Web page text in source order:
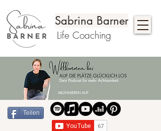
Sabrina Barner
Life Coaching
Teilen